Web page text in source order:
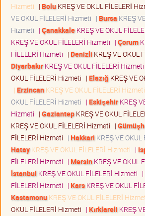
Hizmeti | BoluKREŞ VE OKUL FİLELERİ
VE OKUL FİLELERİ Hizmeti | Bursa KREŞ
Hizmeti | ÇanakkaleKREŞ VE OKUL
KREŞ VE OKUL FİLELERİ Hizmeti | Çorum
FİLELERİ Hizmeti | Denizli KREŞ VE OKUL
DiyarbakırKREŞ VE OKUL FİLELERİ Hizmeti
OKUL FİLELERİ Hizmeti | Elazığ KREŞ VE
| ErzincanKREŞ VE OKUL FİLELERİ Hizmeti
OKUL FİLELERİ Hizmeti | EskişehirKREŞ
Hizmeti | GaziantepKREŞ VE OKUL
KREŞ VE OKUL FİLELERİ Hizmeti |
FİLELERİ Hizmeti | Hakkari KREŞ VE
HatayKREŞ VE OKUL FİLELERİ Hizmeti |
FİLELERİ Hizmeti | MersinKREŞ VE OKUL
İstanbul KREŞ VE OKUL FİLELERİ Hizmeti |
FİLELERİ Hizmeti | KarsKREŞ VE OKUL
KastamonuKREŞ VE OKUL FİLELERİ
OKUL FİLELERİ Hizmeti | Kırklareli KREŞ